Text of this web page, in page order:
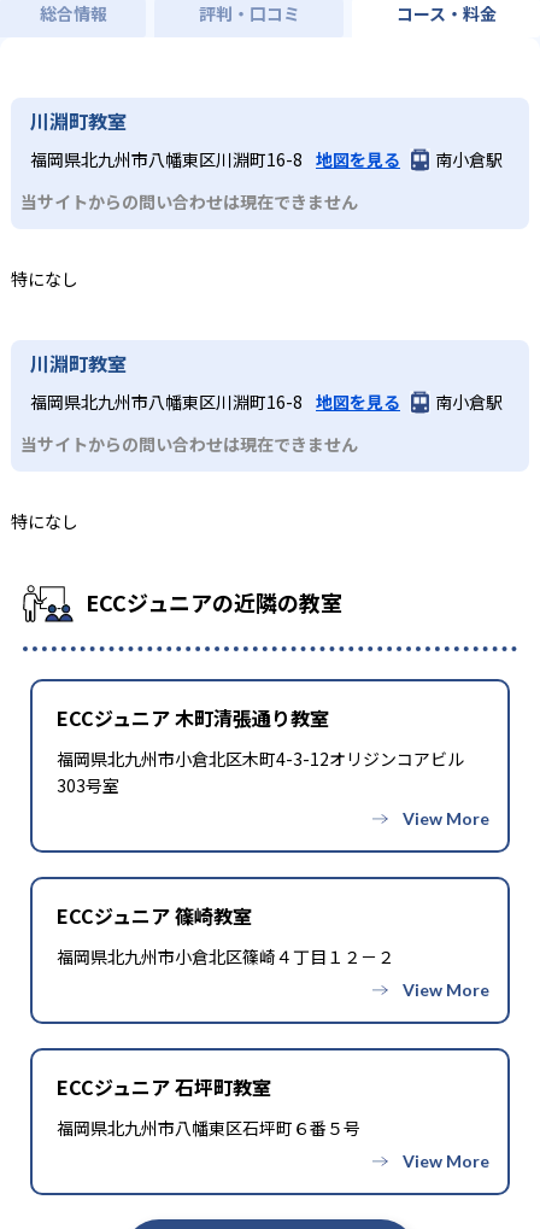
総合情報 評判・口コミ コース・料金
川淵町教室
福岡県北九州市八幡東区川淵町16-8 地図を見る
南小倉駅
当サイトからの問い合わせは現在できません
特になし
川淵町教室
福岡県北九州市八幡東区川淵町16-8 地図を見る
南小倉駅
当サイトからの問い合わせは現在できません
特になし
ECCジュニアの近隣の教室
ECCジュニア 木町清張通り教室
福岡県北九州市小倉北区木町4-3-12オリジンコアビル
303号室
ECCジュニア 篠崎教室
福岡県北九州市小倉北区篠崎４丁目１２－２
ECCジュニア 石坪町教室
福岡県北九州市八幡東区石坪町６番５号